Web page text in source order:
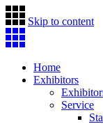
Skip to content
Home
Exhibitors
Service